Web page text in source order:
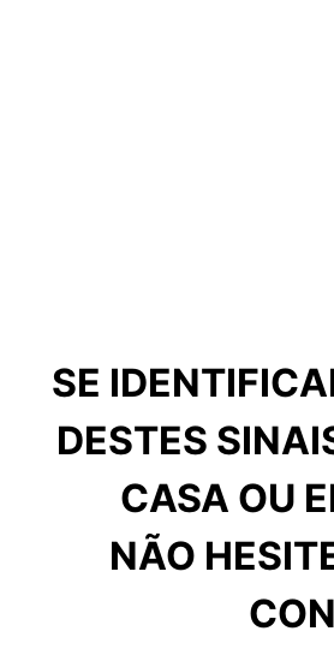
SE
DESTES
CASA OU
NÃO